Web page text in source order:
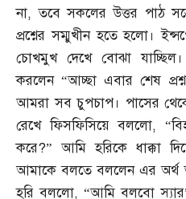
না,তবে সকলের উত্তর পাঠ
প্রশ্নের সম্মুখীন হতে হলো।
চোখমুখ দেখে বোঝা যাচ্ছিল।
করলেন “আচ্ছা এবার শেষ
আমরা সব চুপচাপ। পাসের
রেখে ফিসফিসিয়ে বললো, “
করে?”আমি হরিকে ধাক্কা
আমাকে বলতে বললেন এর অর্থ
হরি বললো, “আমি বলবো